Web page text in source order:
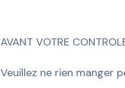
AVANT VOTRE
Veuillez ne rien manger